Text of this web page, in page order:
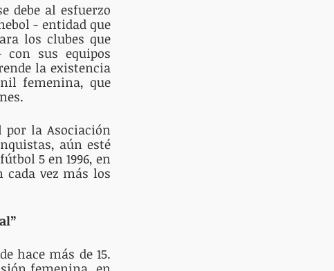
debe al esfuerzo
- entidad que
los clubes que
con sus equipos
la existencia
femenina, que
la Asociación
aún esté
5 en 1996, en
cada vez más los
hace más de 15.